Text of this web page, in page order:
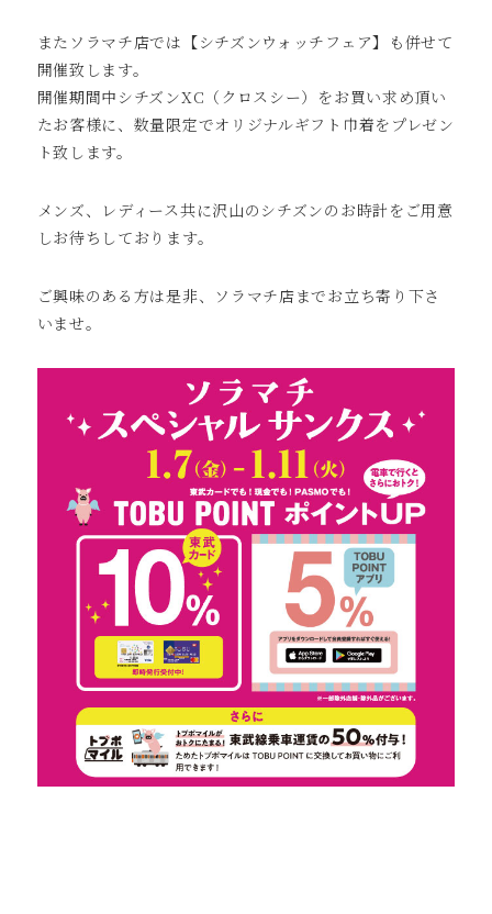
またソラマチ店では【シチズンウォッチフェア】も併せて
開催致します。
開催期間中シチズンXC（クロスシー）をお買い求め頂い
たお客様に、数量限定でオリジナルギフト巾着をプレゼン
ト致します。
メンズ、レディース共に沢山のシチズンのお時計をご用意
しお待ちしております。
ご興味のある方は是非、ソラマチ店までお立ち寄り下さ
いませ。